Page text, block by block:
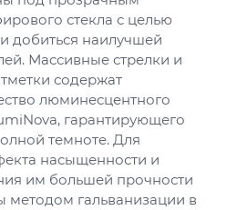
стекла с целью
добиться наилучшей
Массивные стрелки и
содержат
люминесцентного
гарантирующего
темноте. Для
насыщенности и
им большей прочности
гальванизации в